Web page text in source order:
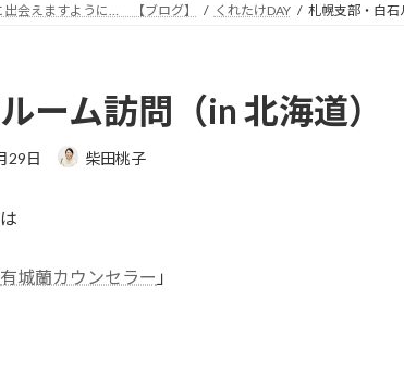
出会えますように… 【ブログ】 くれたけDAY 札幌支部・白石
ーム訪問（in 北海道）
29日 柴田桃子
有城蘭カウンセラー 」